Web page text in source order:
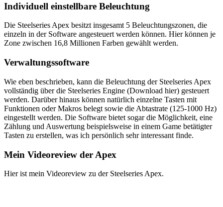
Individuell einstellbare Beleuchtung
Die Steelseries Apex besitzt insgesamt 5 Beleuchtungszonen, die
einzeln in der Software angesteuert werden können. Hier können je
Zone zwischen 16,8 Millionen Farben gewählt werden.
Verwaltungssoftware
Wie eben beschrieben, kann die Beleuchtung der Steelseries Apex
vollständig über die Steelseries Engine (Download hier) gesteuert
werden. Darüber hinaus können natürlich einzelne Tasten mit
Funktionen oder Makros belegt sowie die Abtastrate (125-1000 Hz)
eingestellt werden. Die Software bietet sogar die Möglichkeit, eine
Zählung und Auswertung beispielsweise in einem Game betätigter
Tasten zu erstellen, was ich persönlich sehr interessant finde.
Mein Videoreview der Apex
Hier ist mein Videoreview zu der Steelseries Apex.